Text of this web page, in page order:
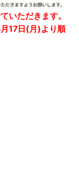
いただきます。
17日(月)より順